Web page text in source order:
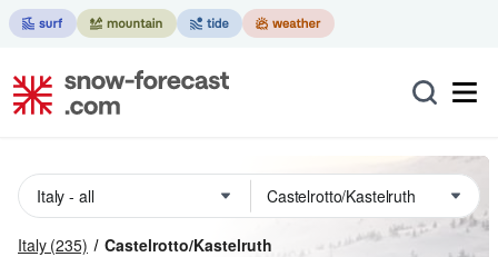
Italy (235) Castelrotto/Kastelruth